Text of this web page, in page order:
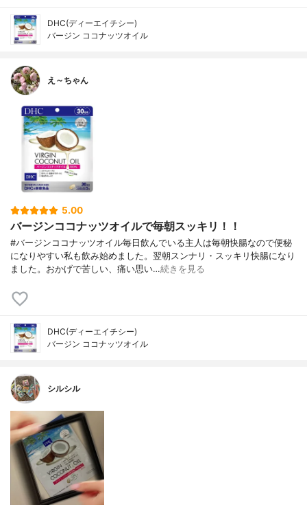
DHC(ディーエイチシー)
バージン ココナッツオイル
え～ちゃん
5.00
バージンココナッツオイルで毎朝スッキリ！！
#バージンココナッツオイル毎日飲んでいる主人は毎朝快腸なので便秘
になりやすい私も飲み始めました。翌朝スンナリ・スッキリ快腸になり
ました。おかげで苦しい、痛い思い…続きを見る
DHC(ディーエイチシー)
バージン ココナッツオイル
シルシル